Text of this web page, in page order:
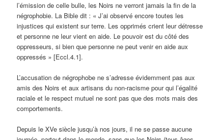
l’émission de celle bulle, les Noirs ne verront jamais la fin de la
négrophobie. La Bible dit : « J’ai observé encore toutes les
injustices qui existent sur terre. Les opprimés crient leur détresse
et personne ne leur vient en aide. Le pouvoir est du côté des
oppresseurs, si bien que personne ne peut venir en aide aux
oppressés » [Eccl.4.1].
L’accusation de négrophobe ne s’adresse évidemment pas aux
amis des Noirs et aux artisans du non-racisme pour qui l’égalité
raciale et le respect mutuel ne sont pas que des mots mais des
comportements.
Depuis le XVe siècle jusqu’à nos jours, il ne se passe aucune